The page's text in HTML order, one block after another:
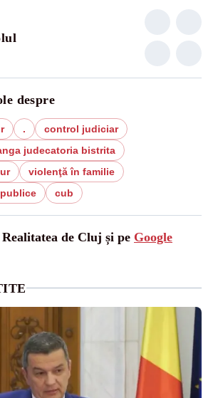
despre
.
control judiciar
judecatoria bistrita
violenţă în familie
cub
de Cluj și pe Google